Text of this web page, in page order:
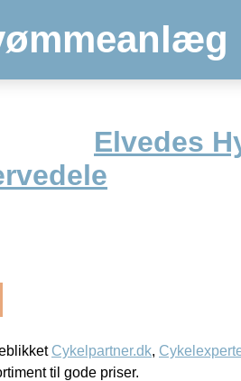
Elvedes
Cykelpartner.dk,
til gode priser.